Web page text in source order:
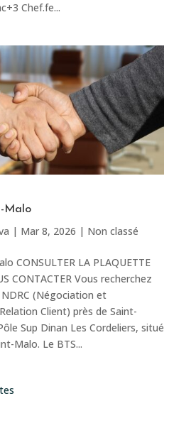
Chef.fe...
Malo
| Mar 8, 2026 | Non classé
CONSULTER LA PLAQUETTE
CONTACTER Vous recherchez
(Négociation et
Client) près de Saint-
Sup Dinan Les Cordeliers, situé
Malo. Le BTS...